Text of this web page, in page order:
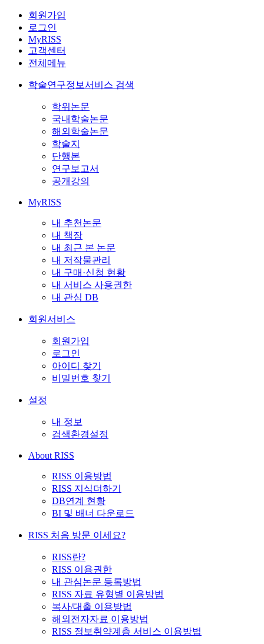
회원가입
로그인
MyRISS
고객센터
전체메뉴
학술연구정보서비스 검색
학위논문
국내학술논문
해외학술논문
학술지
단행본
연구보고서
공개강의
MyRISS
내 추천논문
내 책장
내 최근 본 논문
내 저작물관리
내 구매·신청 현황
내 서비스 사용권한
내 관심 DB
회원서비스
회원가입
로그인
아이디 찾기
비밀번호 찾기
설정
내 정보
검색환경설정
About RISS
RISS 이용방법
RISS 지식더하기
DB연계 현황
BI 및 배너 다운로드
RISS 처음 방문 이세요?
RISS란?
RISS 이용권한
내 관심논문 등록방법
RISS 자료 유형별 이용방법
복사/대출 이용방법
해외전자자료 이용방법
RISS 정보취약계층 서비스 이용방법